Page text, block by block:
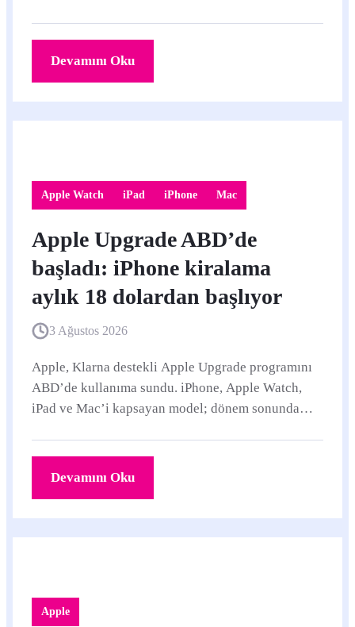
Devamını Oku
Apple Watch iPad iPhone Mac
Apple Upgrade ABD’de
başladı: iPhone kiralama
aylık 18 dolardan başlıyor
3 Ağustos 2026
Apple, Klarna destekli Apple Upgrade programını
ABD’de kullanıma sundu. iPhone, Apple Watch,
iPad ve Mac’i kapsayan model; dönem sonunda
Devamını Oku
Apple